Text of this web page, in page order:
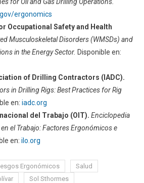
ergonomics
Occupational Safety and Health
Musculoskeletal Disorders (WMSDs) and
in the Energy Sector. Disponible en:
of Drilling Contractors (IADC).
in Drilling Rigs: Best Practices for Rig
en: iadc.org
del Trabajo (OIT). Enciclopedia
el Trabajo: Factores Ergonómicos e
en: ilo.org
Ergonómicos
Salud
Sol Sthormes